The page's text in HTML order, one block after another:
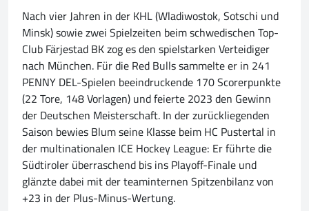
Nach vier Jahren in der KHL (Wladiwostok, Sotschi und
Minsk) sowie zwei Spielzeiten beim schwedischen Top-
Club Färjestad BK zog es den spielstarken Verteidiger
nach München. Für die Red Bulls sammelte er in 241
PENNY DEL-Spielen beeindruckende 170 Scorerpunkte
(22 Tore, 148 Vorlagen) und feierte 2023 den Gewinn
der Deutschen Meisterschaft. In der zurückliegenden
Saison bewies Blum seine Klasse beim HC Pustertal in
der multinationalen ICE Hockey League: Er führte die
Südtiroler überraschend bis ins Playoff-Finale und
glänzte dabei mit der teaminternen Spitzenbilanz von
+23 in der Plus-Minus-Wertung.